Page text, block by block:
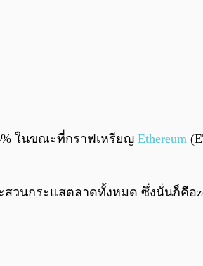
ในขณะที่กราฟเหรียญ Ethereum
นกระแสตลาดทั้งหมด ซึ่งนั่นก็คือ